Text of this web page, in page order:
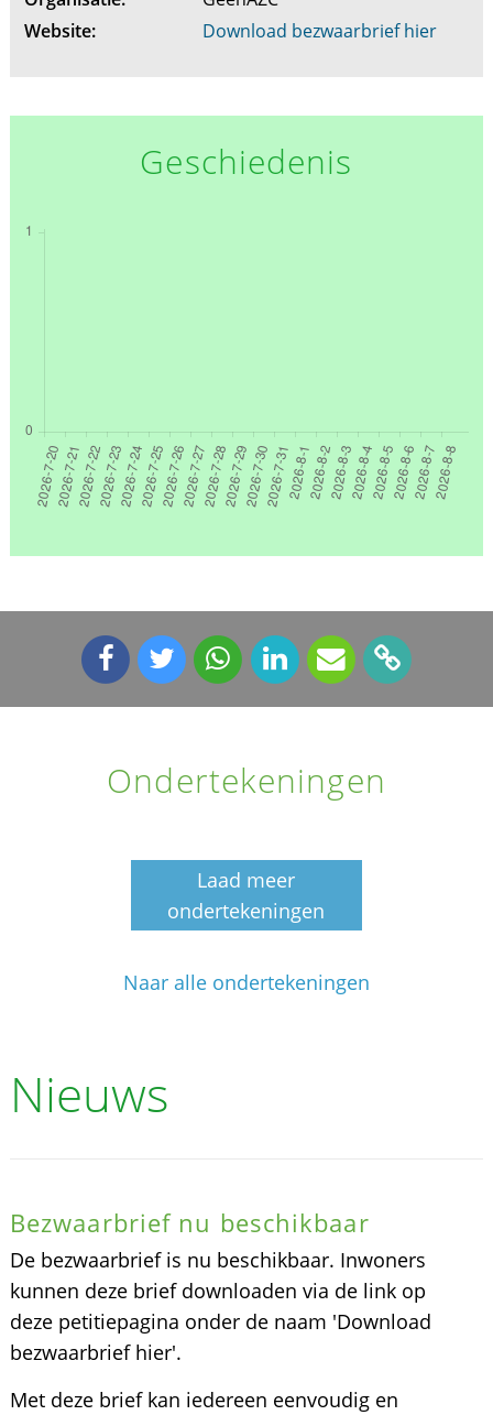
Website:
Download bezwaarbrief hier
Geschiedenis
Ondertekeningen
Laad meer
ondertekeningen
Naar alle ondertekeningen
Nieuws
Bezwaarbrief nu beschikbaar
De bezwaarbrief is nu beschikbaar. Inwoners
kunnen deze brief downloaden via de link op
deze petitiepagina onder de naam 'Download
bezwaarbrief hier'.
Met deze brief kan iedereen eenvoudig en